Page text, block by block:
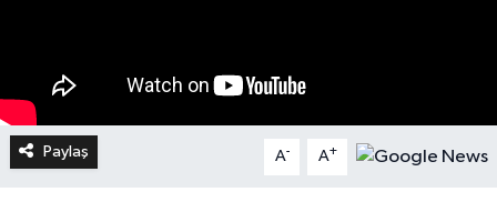
Paylaş A- A+